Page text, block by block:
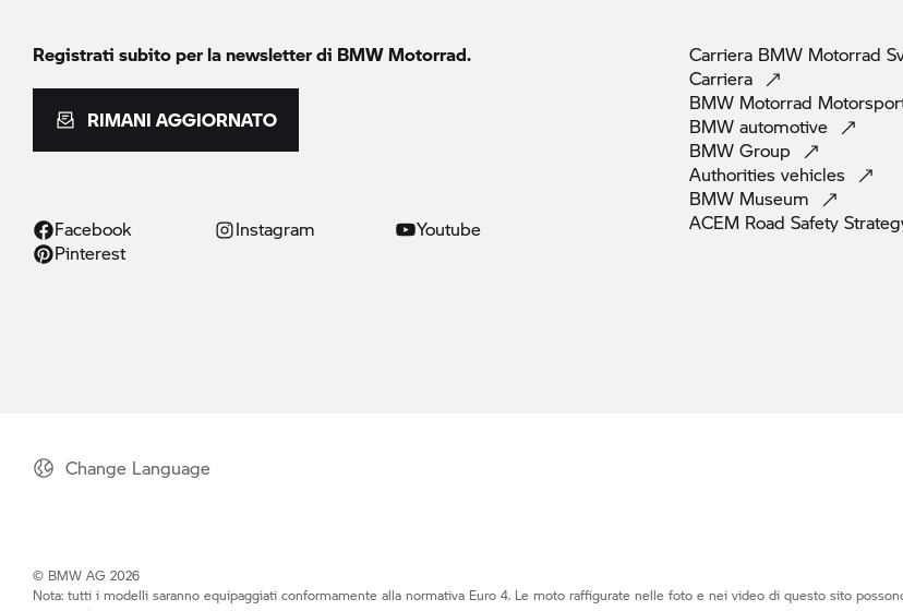
Registrati subito per la newsletter di BMW Motorrad.
RIMANI AGGIORNATO
Facebook Instagram
Youtube
Pinterest
Carriera BMW Motorrad
Carriera
BMW Motorrad
BMW automotive
BMW Group
Authorities vehicles
BMW Museum
ACEM Road Safety
Change Language
© BMW AG 2026
Nota: tutti i modelli saranno equipaggiati conformamente alla normativa Euro 4. Le moto raffigurate nelle foto e nei video di questo sito